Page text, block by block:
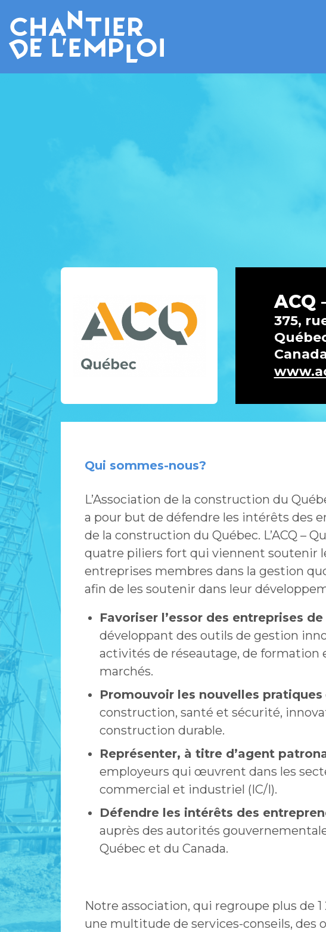
ACQ
375,
Qui sommes-nous?
L’Association de la construction du
a pour but de défendre les intérêts des
de la construction du Québec. L’ACQ –
quatre piliers fort qui viennent soutenir
entreprises membres dans la gestion
afin de les soutenir dans leur
Favoriser l’essor des entreprises
développant des outils de gestion
activités de réseautage, de formation
marchés.
Promouvoir les nouvelles pratiques
construction, santé et sécurité,
construction durable.
Représenter, à titre d’agent
employeurs qui œuvrent dans les
commercial et industriel (IC/I).
Défendre les intérêts des
auprès des autorités
Québec et du Canada.
Notre association, qui regroupe plus de
une multitude de services-conseils, des